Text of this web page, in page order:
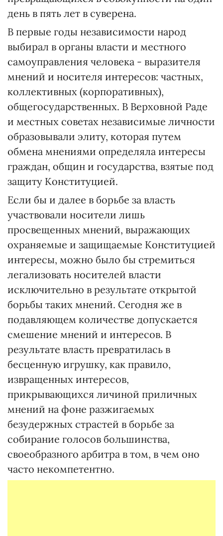
день в пять лет в суверена.
В первые годы независимости народ
выбирал в органы власти и местного
самоуправления человека - выразителя
мнений и носителя интересов: частных,
коллективных (корпоративных),
общегосударственных. В Верховной Раде
и местных советах независимые личности
образовывали элиту, которая путем
обмена мнениями определяла интересы
граждан, общин и государства, взятые под
защиту Конституцией.
Если бы и далее в борьбе за власть
участвовали носители лишь
просвещенных мнений, выражающих
охраняемые и защищаемые Конституцией
интересы, можно было бы стремиться
легализовать носителей власти
исключительно в результате открытой
борьбы таких мнений. Сегодня же в
подавляющем количестве допускается
смешение мнений и интересов. В
результате власть превратилась в
бесценную игрушку, как правило,
извращенных интересов,
прикрывающихся личиной приличных
мнений на фоне разжигаемых
безудержных страстей в борьбе за
собирание голосов большинства,
своеобразного арбитра в том, в чем оно
часто некомпетентно.